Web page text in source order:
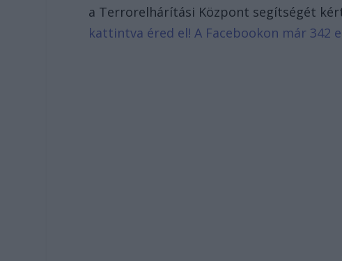
a Terrorelhárítási Központ segítségét
kattintva éred el! A Facebookon már 342